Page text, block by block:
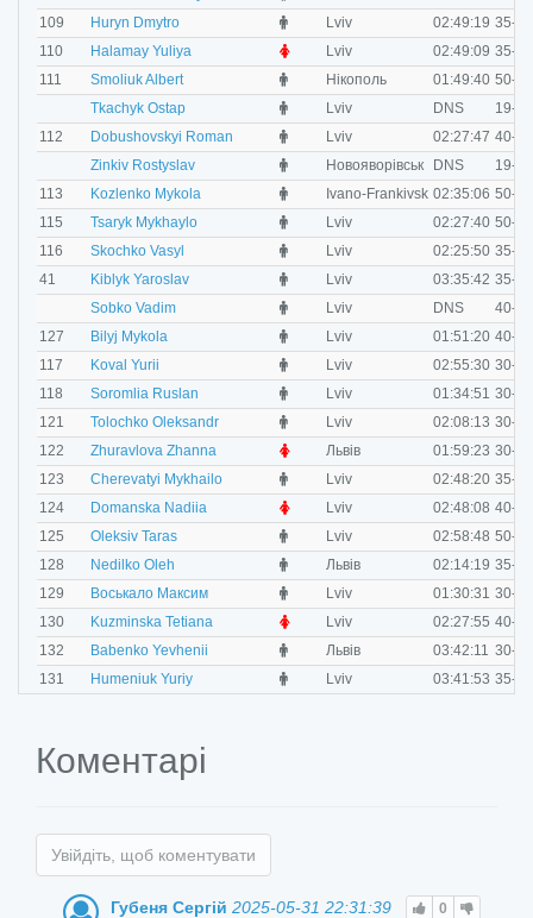
109
Huryn Dmytro M Lviv 02:49:19 35-39
110
Halamay Yuliya F Lviv 02:49:09 35-39
111
Smoliuk Albert M Нікополь 01:49:40 50-59
Tkachyk Ostap
M Lviv DNS
19-29
112
Dobushovskyi Roman M Lviv 02:27:47 40-49
Zinkiv Rostyslav
M Новояворівськ DNS
19-29
113
Kozlenko Mykola M Ivano-Frankivsk 02:35:06 50-59
115
Tsaryk Mykhaylo M Lviv 02:27:40 50-59
116
Skochko Vasyl M Lviv 02:25:50 35-39
41
Kiblyk Yaroslav M Lviv 03:35:42 35-39
Sobko Vadim
M Lviv DNS
40-49
127
Bilyj Mykola M Lviv 01:51:20 40-49
117
Koval Yurii M Lviv 02:55:30 30-34
118
Soromlia Ruslan M Lviv 01:34:51 30-34
121
Tolochko Oleksandr M Lviv 02:08:13 30-34
122
Zhuravlova Zhanna F Львів 01:59:23 30-34
123
Cherevatyi Mykhailo M Lviv 02:48:20 35-39
124
Domanska Nadiia F Lviv 02:48:08 40-49
125
Oleksiv Taras M Lviv 02:58:48 50-59
128
Nedilko Oleh M Львів 02:14:19 35-39
129
Воськало Максим M Lviv 01:30:31 30-34
130
Kuzminska Tetiana F Lviv 02:27:55 40-49
132
Babenko Yevhenii M Львів 03:42:11 30-34
131
Humeniuk Yuriy M Lviv 03:41:53 35-39
Коментарі
Увійдіть, щоб коментувати
Губеня Сергій 2025-05-31 22:31:39 0